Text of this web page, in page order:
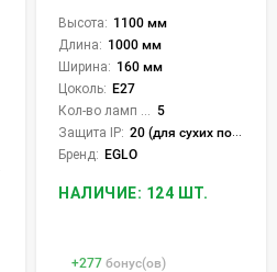
Высота: 1100 мм
Длина: 1000 мм
Ширина: 160 мм
Цоколь: E27
5
Защита IP: 20 (для сухих пом.)
Бренд: EGLO
НАЛИЧИЕ: 124 ШТ.
+277 бонус(ов)